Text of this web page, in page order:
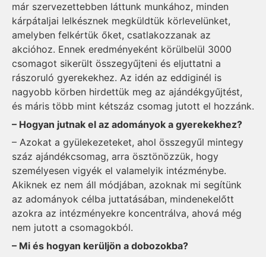
már szervezettebben láttunk munkához, minden
kárpátaljai lelkésznek megküldtük körlevelünket,
amelyben felkértük őket, csatlakozzanak az
akcióhoz. Ennek eredményeként körülbelül 3000
csomagot sikerült összegyűjteni és eljuttatni a
rászoruló gyerekekhez. Az idén az eddiginél is
nagyobb körben hirdettük meg az ajándékgyűjtést,
és máris több mint kétszáz csomag jutott el hozzánk.
– Hogyan jutnak el az adományok a gyerekekhez?
– Azokat a gyülekezeteket, ahol összegyűl mintegy
száz ajándékcsomag, arra ösztönözzük, hogy
személyesen vigyék el valamelyik intézménybe.
Akiknek ez nem áll módjában, azoknak mi segítünk
az adományok célba juttatásában, mindenekelőtt
azokra az intézményekre koncentrálva, ahová még
nem jutott a csomagokból.
– Mi és hogyan kerüljön a dobozokba?